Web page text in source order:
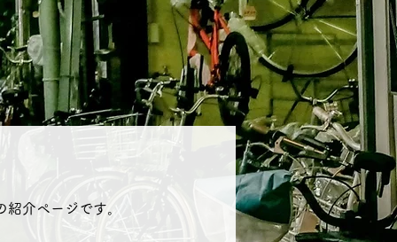
介ページです​。